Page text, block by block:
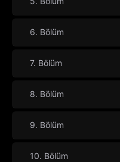
6. Bölüm
7. Bölüm
8. Bölüm
9. Bölüm
10. Bölüm